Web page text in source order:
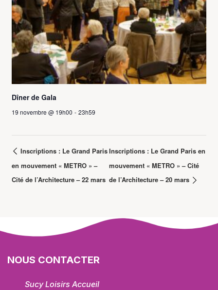
Dîner de Gala
19 novembre @ 19h00 - 23h59
Inscriptions : Le Grand Paris
en mouvement « METRO » –
Cité de l’Architecture – 22 mars
Inscriptions : Le Grand Paris en
mouvement « METRO » – Cité
de l’Architecture – 20 mars
NOUS CONTACTER
Sucy Loisirs Accueil